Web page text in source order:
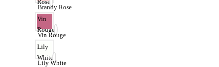
Rose
Brandy Rose
Vin
Rouge
Vin Rouge
Lily
White
Lily White